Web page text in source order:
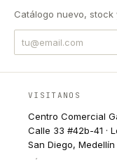
Catálogo nuevo, stock
VISITANOS
Centro Comercial
Calle 33 #42b-41 ·
San Diego,